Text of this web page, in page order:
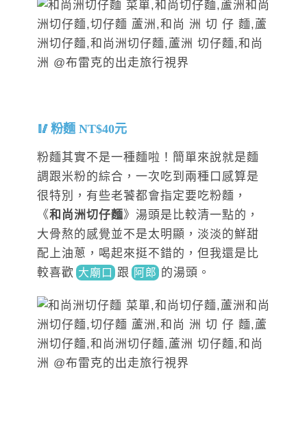
粉麵 NT$40元
粉麵其實不是一種麵啦！簡單來說就是麵
調跟米粉的綜合，一次吃到兩種口感算是
很特別，有些老饕都會指定要吃粉麵，
《和尚洲切仔麵》湯頭是比較清一點的，
大骨熬的感覺並不是太明顯，淡淡的鮮甜
配上油蔥，喝起來挺不錯的，但我還是比
較喜歡 大廟口 跟 阿郎 的湯頭。